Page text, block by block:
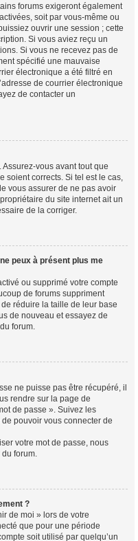
forums exigeront également
soit par vous-même ou
ouvrir une session ; cette
Si vous aviez reçu un
Si vous ne recevez pas de
spécifié une mauvaise
électronique a été filtré en
de courrier électronique
de contacter un
vous avant tout que
soient corrects. Si tel est le cas,
vous assurer de ne pas avoir
du site internet ait un
de la corriger.
peux à présent plus me
ou supprimé votre compte
de forums suppriment
réduire la taille de leur base
de nouveau et essayez de
forum.
ne puisse pas être récupéré, il
rendre sur la page de
de passe ». Suivez les
pouvoir vous connecter de
votre mot de passe, nous
forum.
?
de moi » lors de votre
que pour une période
soit utilisé par quelqu’un